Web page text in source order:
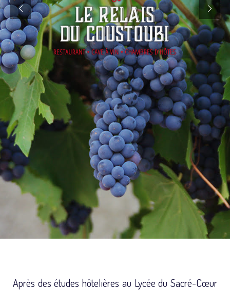
Après des études hôtelières au Lycée du Sacré-Cœur